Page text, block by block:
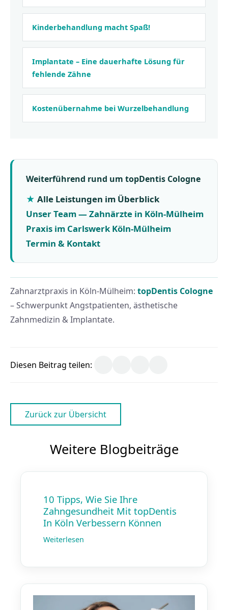
Kinderbehandlung macht Spaß!
Implantate – Eine dauerhafte Lösung für
fehlende Zähne
Kostenübernahme bei Wurzelbehandlung
Weiterführend rund um topDentis Cologne
Alle Leistungen im Überblick
Unser Team — Zahnärzte in Köln-Mülheim
Praxis im Carlswerk Köln-Mülheim
Termin & Kontakt
Zahnarztpraxis in Köln-Mülheim: topDentis Cologne
– Schwerpunkt Angstpatienten, ästhetische
Zahnmedizin & Implantate.
Diesen Beitrag teilen:
Zurück zur Übersicht
Weitere Blogbeiträge
10 Tipps, Wie Sie Ihre
Zahngesundheit Mit topDentis
In Köln Verbessern Können
Weiterlesen